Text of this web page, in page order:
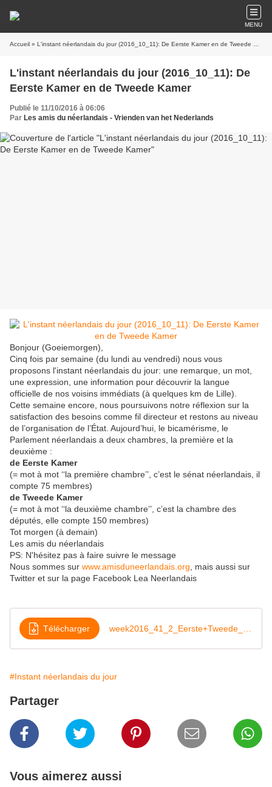
MENU
Accueil » L'instant néerlandais du jour (2016_10_11): De Eerste Kamer en de Tweede Kamer
L'instant néerlandais du jour (2016_10_11): De
Eerste Kamer en de Tweede Kamer
Publié le 11/10/2016 à 06:06
Par Les amis du néerlandais - Vrienden van het Nederlands
Bonjour (Goeiemorgen),
Cinq fois par semaine (du lundi au vendredi) nous vous
proposons l'instant néerlandais du jour: une remarque, un mot,
une expression, une information pour découvrir la langue
officielle de nos voisins immédiats (à quelques km de Lille).
Cette semaine encore, nous poursuivons notre réflexion sur la
satisfaction des besoins comme fil directeur et restons au niveau
de l’organisation de l’État. Aujourd’hui, le bicamérisme, le
Parlement néerlandais a deux chambres, la première et la
deuxième :
de Eerste Kamer
(= mot à mot ‘‘la première chambre’’, c’est le sénat néerlandais, il
compte 75 membres)
de Tweede Kamer
(= mot à mot ‘‘la deuxième chambre’’, c’est la chambre des
députés, elle compte 150 membres)
Tot morgen (à demain)
Les amis du néerlandais
PS: N'hésitez pas à faire suivre le message
Nous sommes sur www.amisduneerlandais.org , mais aussi sur
Twitter et sur la page Facebook Lea Neerlandais
Télécharger
#Instant néerlandais du jour
Partager
Vous aimerez aussi